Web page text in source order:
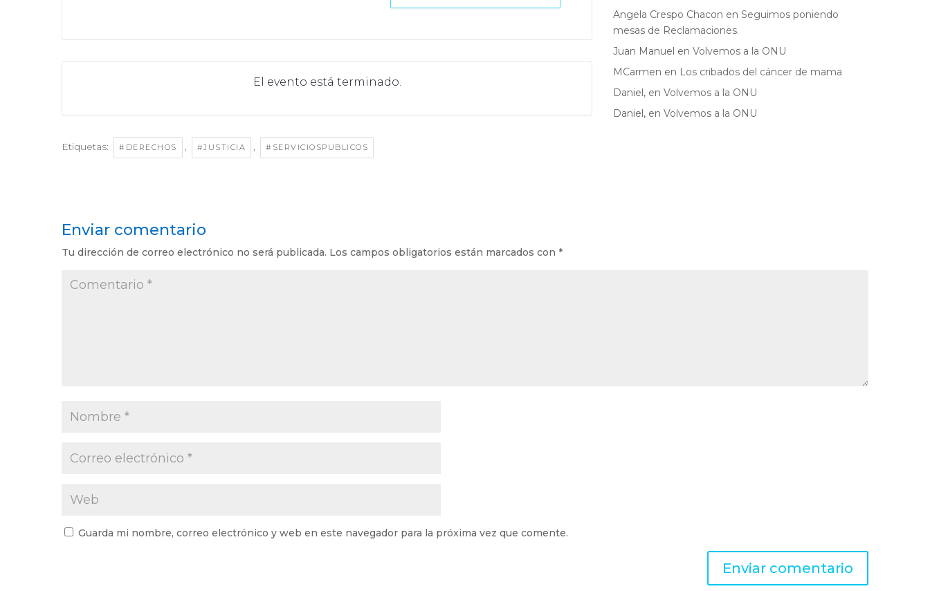
El evento está terminado.
Etiquetas: #DERECHOS , #JUSTICIA , #SERVICIOSPUBLICOS
Angela Crespo Chacon enSeguimos poniendo
mesas de Reclamaciones.
Juan Manuel enVolvemos a la ONU
MCarmen en Los cribados del cáncer de mama
Daniel, enVolvemos a la ONU
Daniel, enVolvemos a la ONU
Enviar comentario
Tu dirección de correo electrónico no será publicada. Los campos obligatorios están marcados con *
Guarda mi nombre, correo electrónico y web en este navegador para la próxima vez que comente.